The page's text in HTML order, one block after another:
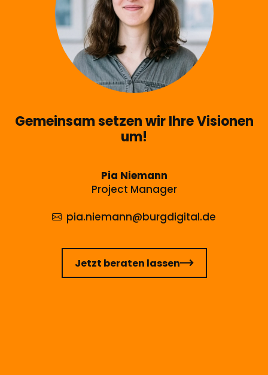
Gemeinsam setzen wir Ihre Visionen
um!
Pia Niemann
Project Manager
pia.niemann@burgdigital.de
Jetzt beraten lassen